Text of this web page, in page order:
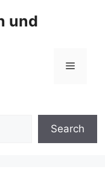
und
Menü
Search